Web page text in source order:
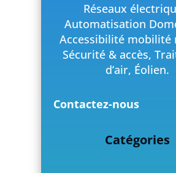
Réseaux
Automatisation
Accessibilité mobilité
Sécurité & accès,
d’air, Éolien.
Contactez-nous
Catégories